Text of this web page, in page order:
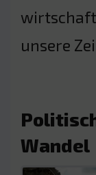
unsere
Wandel